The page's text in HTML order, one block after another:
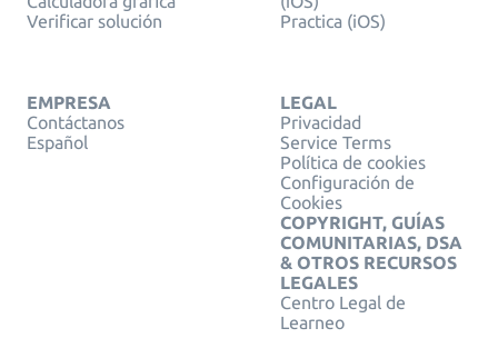
Verificar solución
Practica (iOS)
EMPRESA
Contáctanos
Español
LEGAL
Privacidad
Service Terms
Política de cookies
Configuración de
Cookies
COPYRIGHT, GUÍAS
COMUNITARIAS, DSA
& OTROS RECURSOS
LEGALES
Centro Legal de
Learneo